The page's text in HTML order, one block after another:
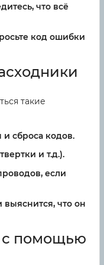
что всё
код ошибки
такие
сброса кодов.
и т.д.).
если
что он
с помощью